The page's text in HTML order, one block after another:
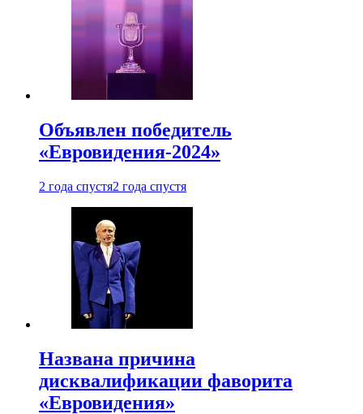
Объявлен победитель
«Евровидения-2024»
2 года спустя2 года спустя
Названа причина
дисквалификации фаворита
«Евровидения»